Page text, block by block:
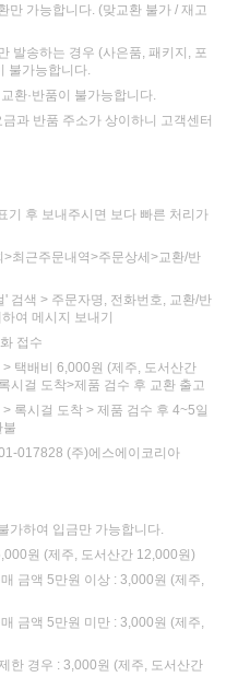
만 가능합니다. (맞교환 불가 / 재고
발송하는 경우 (사은품, 패키지, 포
불가능합니다.
환·반품이 불가능합니다.
과 반품 주소가 상이하니 고객센터
기 후 보내주시면 보다 빠른 처리가
최근주문내역>주문상세>교환/반
검색 > 주문자명, 전화번호, 교환/반
여 메시지 보내기
접수
택배비 6,000원 (제주, 도서산간
시걸 도착>제품 검수 후 교환 출고
록시걸 도착 > 제품 검수 후 4~5일
불
017828 (주)에스에이코리아
가하여 입금만 가능합니다.
원 (제주, 도서산간 12,000원)
금액 5만원 이상 : 3,000원 (제주,
금액 5만원 미만 : 3,000원 (제주,
한 경우 : 3,000원 (제주, 도서산간